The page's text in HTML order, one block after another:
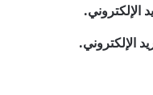
الإلكتروني.
الإلكتروني.